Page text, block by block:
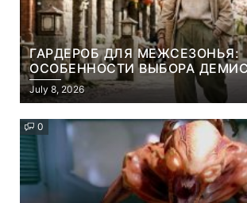
ГАРДЕРОБ ДЛЯ МЕЖСЕЗОНЬЯ:
ОСОБЕННОСТИ ВЫБОРА
ПАРКИ И ЭЛЕГАНТНОГО
July 8, 2026
0